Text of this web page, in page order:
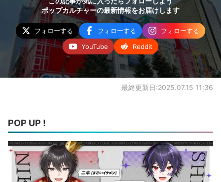
ポップカルチャーの最新情報をお届けします
フォローする フォローする
フォローする
YouTube
Reddit
最終更新日:2025.07.15 11:36
POP UP !